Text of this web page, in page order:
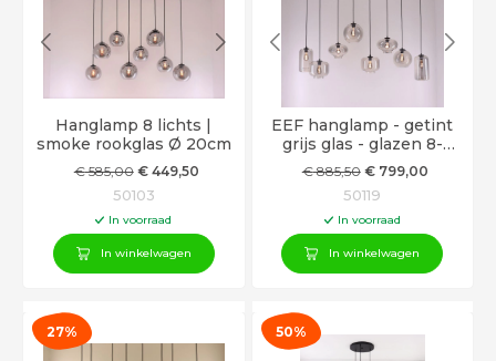
Hanglamp 8 lichts |
smoke rookglas Ø 20cm
€585,00 €449,50
50103
In voorraad
In winkelwagen
EEF hanglamp - getint
grijs glas - glazen 8-
lichts 165cm
€885,50 €799,00
50119
In voorraad
In winkelwagen
27% 50%